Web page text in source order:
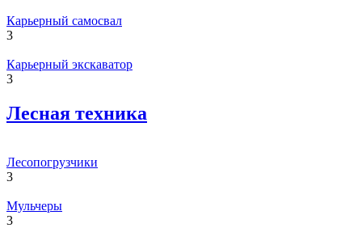
Карьерный самосвал
3
Карьерный экскаватор
3
Лесная техника
Лесопогрузчики
3
Мульчеры
3